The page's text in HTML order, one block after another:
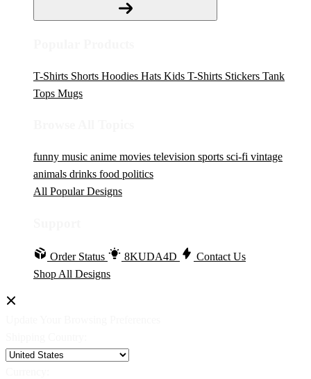
T-Shirts Shorts Hoodies Hats Kids T-Shirts Stickers Tank
Tops Mugs
funny music anime movies television sports sci-fi vintage
animals drinks food politics
All Popular Designs
Order Status 8KUDA4D
Contact Us
Shop All Designs